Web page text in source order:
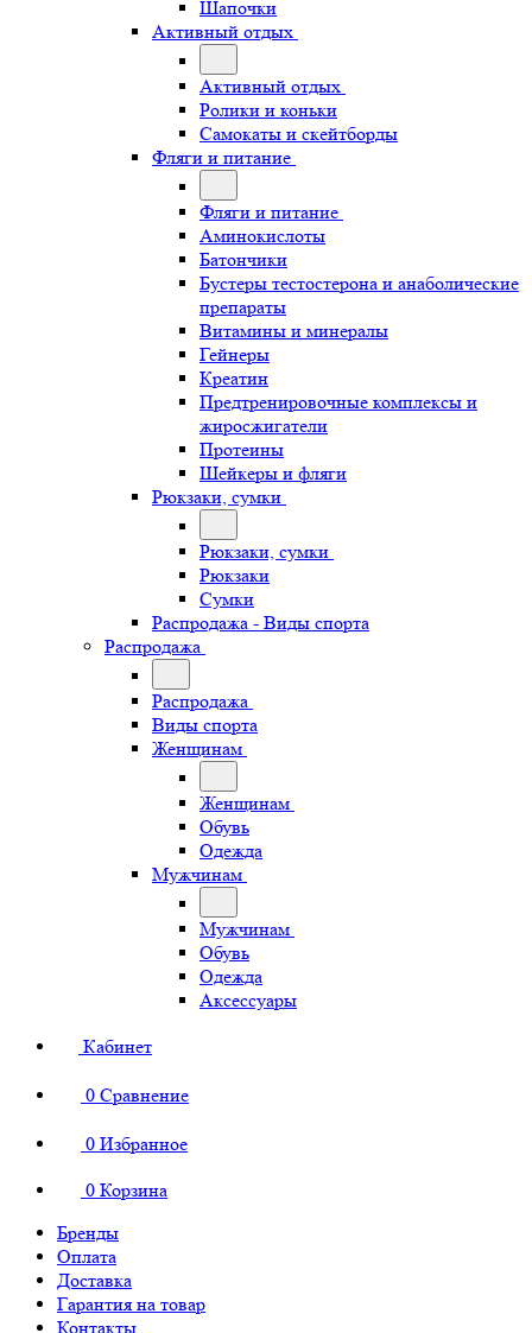
Шапочки
Активный отдых
Активный отдых
Ролики и коньки
Самокаты и скейтборды
Фляги и питание
Фляги и питание
Аминокислоты
Батончики
Бустеры тестостерона и анаболические
препараты
Витамины и минералы
Гейнеры
Креатин
Предтренировочные комплексы и
жиросжигатели
Протеины
Шейкеры и фляги
Рюкзаки, сумки
Рюкзаки, сумки
Рюкзаки
Сумки
Распродажа - Виды спорта
Распродажа
Распродажа
Виды спорта
Женщинам
Женщинам
Обувь
Одежда
Мужчинам
Мужчинам
Обувь
Одежда
Аксессуары
Кабинет
0 Сравнение
0 Избранное
0 Корзина
Бренды
Оплата
Доставка
Гарантия на товар
Контакты